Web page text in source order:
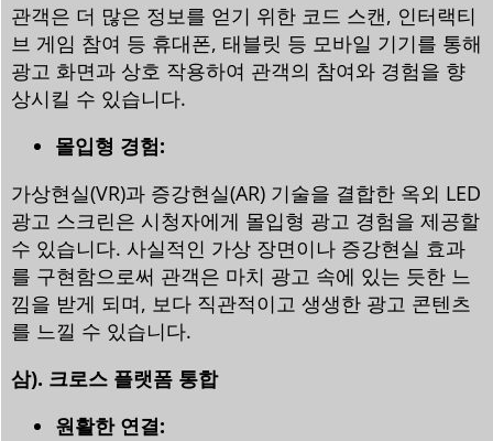
관객은 더 많은 정보를 얻기 위한 코드 스캔, 인터랙티
브 게임 참여 등 휴대폰, 태블릿 등 모바일 기기를 통해
광고 화면과 상호 작용하여 관객의 참여와 경험을 향
상시킬 수 있습니다.
몰입형 경험:
가상현실(VR)과 증강현실(AR) 기술을 결합한 옥외 LED
광고 스크린은 시청자에게 몰입형 광고 경험을 제공할
수 있습니다. 사실적인 가상 장면이나 증강현실 효과
를 구현함으로써 관객은 마치 광고 속에 있는 듯한 느
낌을 받게 되며, 보다 직관적이고 생생한 광고 콘텐츠
를 느낄 수 있습니다.
삼). 크로스 플랫폼 통합
원활한 연결: